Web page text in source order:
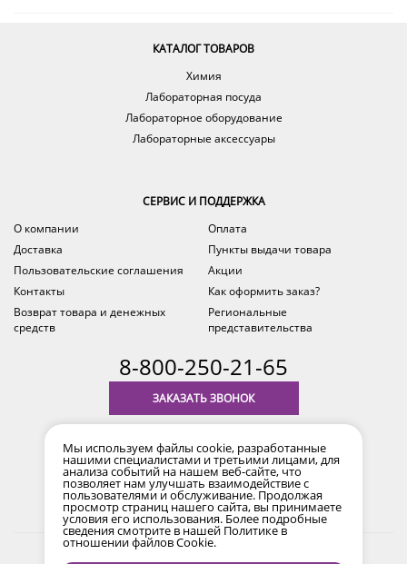
КАТАЛОГ ТОВАРОВ
Химия
Лабораторная посуда
Лабораторное оборудование
Лабораторные аксессуары
СЕРВИС И ПОДДЕРЖКА
О компании
Оплата
Доставка
Пункты выдачи товара
Пользовательские соглашения
Акции
Контакты
Как оформить заказ?
Возврат товара и денежных
средств
Региональные
представительства
8-800-250-21-65
ЗАКАЗАТЬ ЗВОНОК
время по Уфе (MSK+2)
2017-2026 © Все права защищены. Информация сайта
Мы используем файлы cookie, разработанные
нашими специалистами и третьими лицами, для
анализа событий на нашем веб-сайте, что
позволяет нам улучшать взаимодействие с
пользователями и обслуживание. Продолжая
просмотр страниц нашего сайта, вы принимаете
условия его использования. Более подробные
сведения смотрите в нашей Политике в
отношении файлов Cookie.